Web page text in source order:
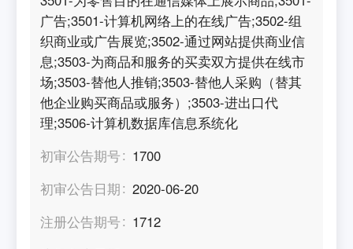
广告;3501-计算机网络上的在线广告;3502-组
织商业或广告展览;3502-通过网站提供商业信
息;3503-为商品和服务的买卖双方提供在线市
场;3503-替他人推销;3503-替他人采购（替其
他企业购买商品或服务）;3503-进出口代
理;3506-计算机数据库信息系统化
初审公告期号
1700
初审公告日期
2020-06-20
注册公告期号
1712